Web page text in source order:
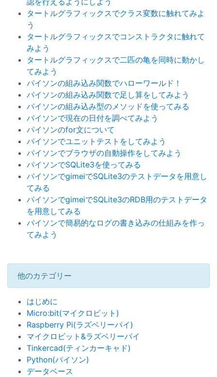
タートルグラフィックスでクラス変数に触れてみよ
う
タートルグラフィックスでコンストラクタに触れて
みよう
タートルグラフィックスで二匹の亀を同時に動かし
てみよう
パイソンの組み込み関数でハローワールド！
パイソンの組み込み関数で足し算をしてみよう
パイソンの組み込み型のメソッドを使ってみる
パイソンで現在の日付を調べてみよう
パイソンのfor文について
パイソンでユニットテストをしてみよう
パイソンでブラウザの自動操作をしてみよう
パイソンでSQLite3を使ってみる
パイソンでgimeiでSQLite3のテストデータを用意し
てみる
パイソンでgimeiでSQLite3のRDB用のテストデータ
を用意してみる
パイソンで簡易的なログの書き込みの仕組みを作っ
てみよう
他のカテゴリー
はじめに
Micro:bit(マイクロビット)
Raspberry Pi(ラズベリーパイ)
マイクロビット&ラズベリーパイ
Tinkercad(ティンカーキャド)
Python(パイソン)
データベース